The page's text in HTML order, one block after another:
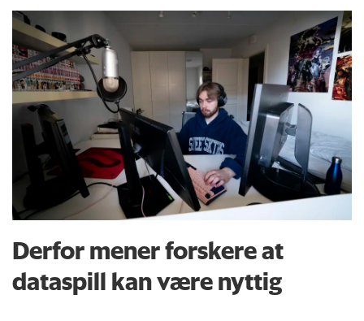
Derfor mener forskere at
dataspill kan være nyttig